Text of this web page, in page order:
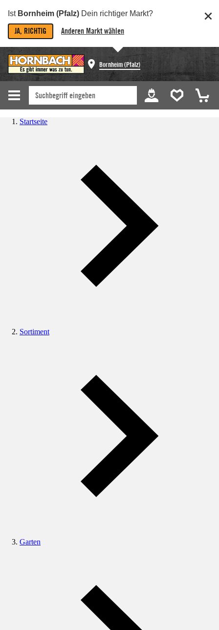
Ist Bornheim (Pfalz) Dein richtiger Markt?
JA, RICHTIG Anderen Markt wählen
Bornheim (Pfalz)
Startseite
Sortiment
Garten